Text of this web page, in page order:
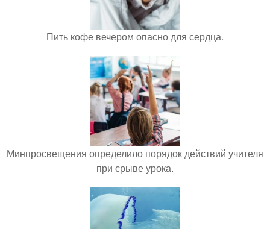
Пить кофе вечером опасно для сердца.
Минпросвещения определило порядок действий учителя
при срыве урока.